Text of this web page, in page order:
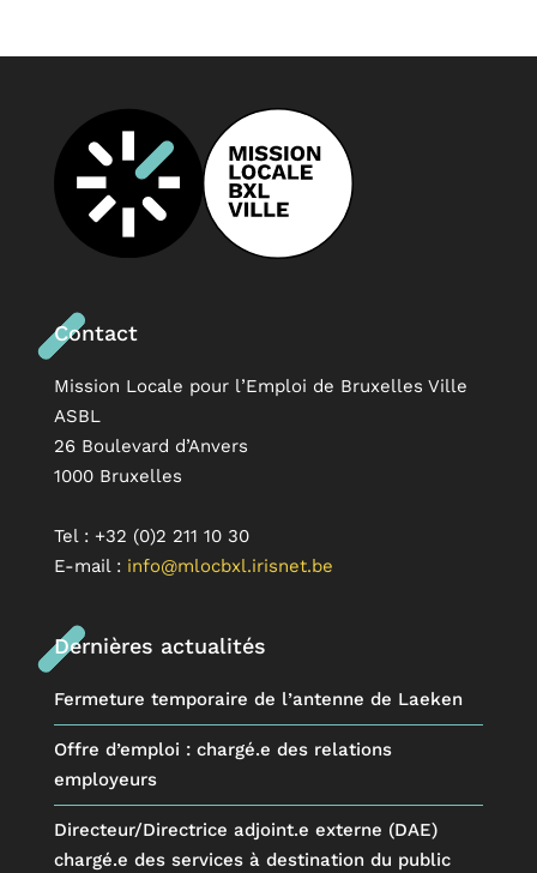
Contact
Mission Locale pour l’Emploi de Bruxelles Ville
ASBL
26 Boulevard d’Anvers
1000 Bruxelles
Tel : +32 (0)2 211 10 30
E-mail : info@mlocbxl.irisnet.be
Dernières actualités
Fermeture temporaire de l’antenne de Laeken
Offre d’emploi : chargé.e des relations
employeurs
Directeur/Directrice adjoint.e externe (DAE)
chargé.e des services à destination du public